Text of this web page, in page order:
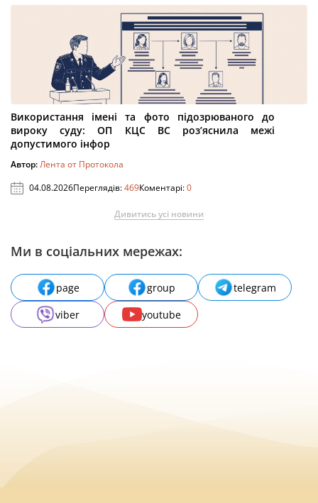
Використання імені та фото підозрюваного до
вироку суду: ОП КЦС ВС роз’яснила межі
допустимого інфор
Автор:Лента от Протокола
04.08.2026Переглядів:469Коментарі:0
Дивитись усі новини
Ми в соціальних мережах:
page group
telegram
viber
youtube